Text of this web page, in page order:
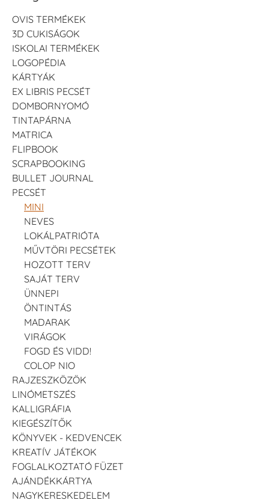
OVIS TERMÉKEK
3D CUKISÁGOK
ISKOLAI TERMÉKEK
LOGOPÉDIA
KÁRTYÁK
EX LIBRIS PECSÉT
DOMBORNYOMÓ
TINTAPÁRNA
MATRICA
FLIPBOOK
SCRAPBOOKING
BULLET JOURNAL
PECSÉT
MINI
NEVES
LOKÁLPATRIÓTA
MŰVTÖRI PECSÉTEK
HOZOTT TERV
SAJÁT TERV
ÜNNEPI
ÖNTINTÁS
MADARAK
VIRÁGOK
FOGD ÉS VIDD!
COLOP NIO
RAJZESZKÖZÖK
LINÓMETSZÉS
KALLIGRÁFIA
KIEGÉSZÍTŐK
KÖNYVEK - KEDVENCEK
KREATÍV JÁTÉKOK
FOGLALKOZTATÓ FÜZET
AJÁNDÉKKÁRTYA
NAGYKERESKEDELEM